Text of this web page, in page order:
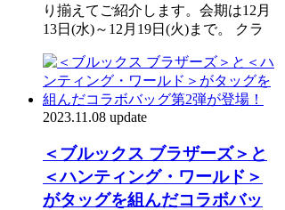
り揃えてご紹介します。会期は12月
13日(水)～12月19日(火)まで。 クラ
2023.11.08 update
＜ブルックス ブラザーズ＞と
＜ハンティング・ワールド＞
がタッグを組んだコラボバッ